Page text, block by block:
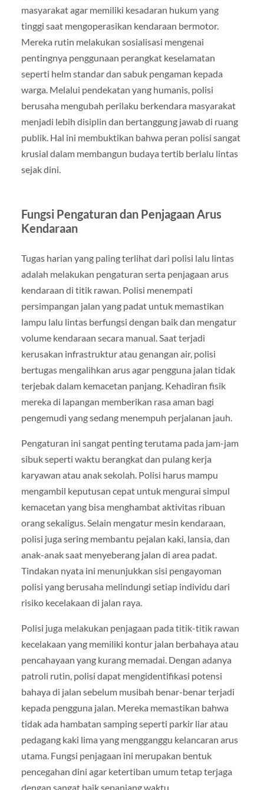
masyarakat agar memiliki kesadaran hukum yang
tinggi saat mengoperasikan kendaraan bermotor.
Mereka rutin melakukan sosialisasi mengenai
pentingnya penggunaan perangkat keselamatan
seperti helm standar dan sabuk pengaman kepada
warga. Melalui pendekatan yang humanis, polisi
berusaha mengubah perilaku berkendara masyarakat
menjadi lebih disiplin dan bertanggung jawab di ruang
publik. Hal ini membuktikan bahwa peran polisi sangat
krusial dalam membangun budaya tertib berlalu lintas
sejak dini.
Fungsi Pengaturan dan Penjagaan Arus
Kendaraan
Tugas harian yang paling terlihat dari polisi lalu lintas
adalah melakukan pengaturan serta penjagaan arus
kendaraan di titik rawan. Polisi menempati
persimpangan jalan yang padat untuk memastikan
lampu lalu lintas berfungsi dengan baik dan mengatur
volume kendaraan secara manual. Saat terjadi
kerusakan infrastruktur atau genangan air, polisi
bertugas mengalihkan arus agar pengguna jalan tidak
terjebak dalam kemacetan panjang. Kehadiran fisik
mereka di lapangan memberikan rasa aman bagi
pengemudi yang sedang menempuh perjalanan jauh.
Pengaturan ini sangat penting terutama pada jam-jam
sibuk seperti waktu berangkat dan pulang kerja
karyawan atau anak sekolah. Polisi harus mampu
mengambil keputusan cepat untuk mengurai simpul
kemacetan yang bisa menghambat aktivitas ribuan
orang sekaligus. Selain mengatur mesin kendaraan,
polisi juga sering membantu pejalan kaki, lansia, dan
anak-anak saat menyeberang jalan di area padat.
Tindakan nyata ini menunjukkan sisi pengayoman
polisi yang berusaha melindungi setiap individu dari
risiko kecelakaan di jalan raya.
Polisi juga melakukan penjagaan pada titik-titik rawan
kecelakaan yang memiliki kontur jalan berbahaya atau
pencahayaan yang kurang memadai. Dengan adanya
patroli rutin, polisi dapat mengidentifikasi potensi
bahaya di jalan sebelum musibah benar-benar terjadi
kepada pengguna jalan. Mereka memastikan bahwa
tidak ada hambatan samping seperti parkir liar atau
pedagang kaki lima yang mengganggu kelancaran arus
utama. Fungsi penjagaan ini merupakan bentuk
pencegahan dini agar ketertiban umum tetap terjaga
dengan sangat baik sepanjang waktu.